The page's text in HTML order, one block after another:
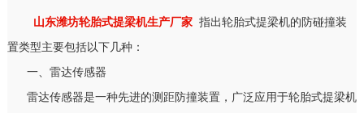
山东潍坊轮胎式提梁机生产厂家 指出轮胎式提梁机的防碰撞装
置类型主要包括以下几种：
一、雷达传感器
雷达传感器是一种先进的测距防撞装置，广泛应用于轮胎式提梁机